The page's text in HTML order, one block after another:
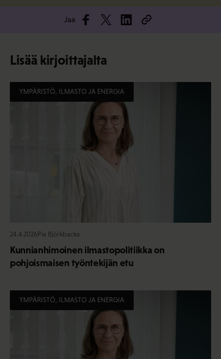
Jaa
Lisää kirjoittajalta
YMPÄRISTÖ, ILMASTO JA ENERGIA
24.4.2026Pia Björkbacka
Kunnianhimoinen ilmastopolitiikka on
pohjoismaisen työntekijän etu
YMPÄRISTÖ, ILMASTO JA ENERGIA